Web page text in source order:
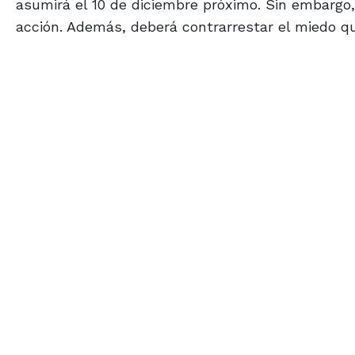
asumirá el 10 de diciembre próximo. Sin
acción. Además, deberá contrarrestar el miedo